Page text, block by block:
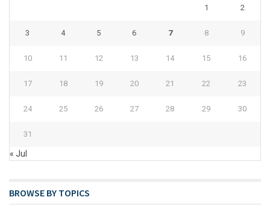
1 2
3 4 5 6 7 8 9
10 11 12 13 14 15 16
17 18 19 20 21 22 23
24 25 26 27 28 29 30
31
« Jul
BROWSE BY TOPICS